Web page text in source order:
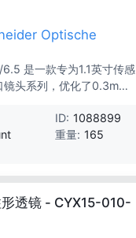
Optische
是一款专为1.1英寸传感
头系列，优化了0.3m至
非常适合用于恶劣环境中
通监控或机器人视觉。
ID: 1088899
重量: 165
透镜 - CYX15-010-